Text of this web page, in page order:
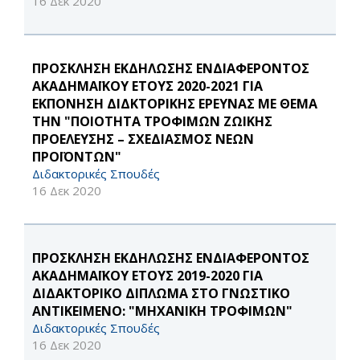
ΠΡΟΣΚΛΗΣΗ ΕΚΔΗΛΩΣΗΣ ΕΝΔΙΑΦΕΡΟΝΤΟΣ
ΑΚΑΔΗΜΑΪΚΟΥ ΕΤΟΥΣ 2020-2021 ΓΙΑ
ΕΚΠΟΝΗΣΗ ΔΙΔΚΤΟΡΙΚΗΣ ΕΡΕΥΝΑΣ ΜΕ ΘΕΜΑ
ΤΗΝ "ΠΟΙΟΤΗΤΑ ΤΡΟΦΙΜΩΝ ΖΩΙΚΗΣ
ΠΡΟΕΛΕΥΣΗΣ – ΣΧΕΔΙΑΣΜΟΣ ΝΕΩΝ
ΠΡΟΪΟΝΤΩΝ"
Διδακτορικές Σπουδές
16 Δεκ 2020
ΠΡΟΣΚΛΗΣΗ ΕΚΔΗΛΩΣΗΣ ΕΝΔΙΑΦΕΡΟΝΤΟΣ
ΑΚΑΔΗΜΑΪΚΟΥ ΕΤΟΥΣ 2019-2020 ΓΙΑ
ΔΙΔΑΚΤΟΡΙΚΟ ΔΙΠΛΩΜΑ ΣΤΟ ΓΝΩΣΤΙΚΟ
ΑΝΤΙΚΕΙΜΕΝΟ: "ΜΗΧΑΝΙΚΗ ΤΡΟΦΙΜΩΝ"
Διδακτορικές Σπουδές
16 Δεκ 2020